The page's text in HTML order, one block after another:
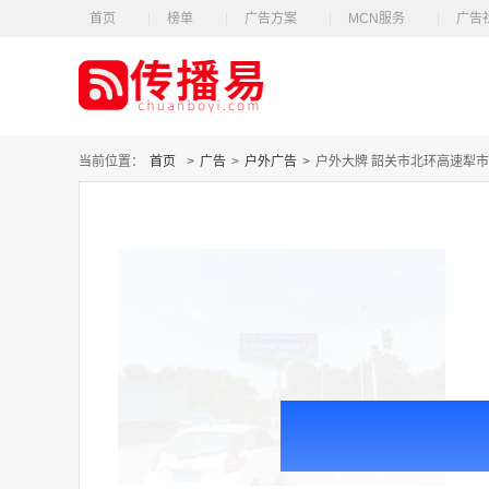
首页 榜单 广告方案 MCN服务 广告
当前位置： 首页 > 广告 > 户外广告 > 户外大牌 韶关市北环